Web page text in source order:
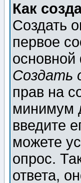
Как
Создать
первое
Создать
прав на
минимум
введите
можете
опрос.
ответа,